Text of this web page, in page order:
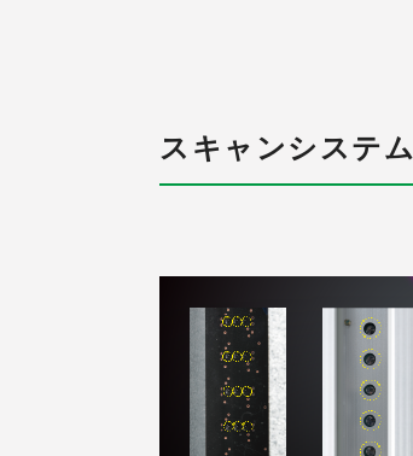
スキャンシステム